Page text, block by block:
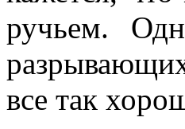
ручьем.
все так